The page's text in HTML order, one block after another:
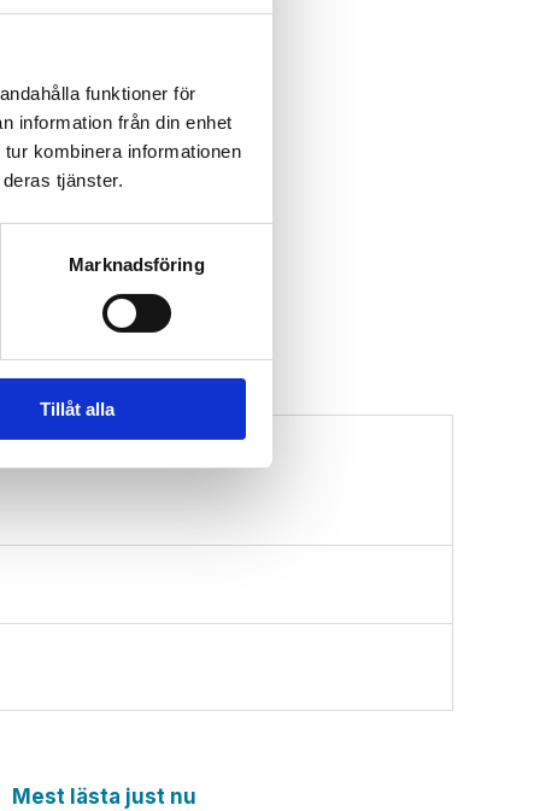
funktioner för
information från din enhet
kombinera informationen
tjänster.
Marknadsföring
Tillåt alla
Mest lästa just nu